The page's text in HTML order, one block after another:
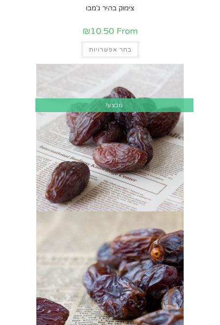
צימוק בהיר ג'מבו
From
₪10.50
בחר אפשרויות
מבצע!